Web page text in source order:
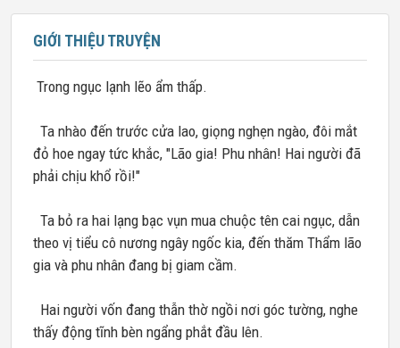
GIỚI THIỆU TRUYỆN
Trong ngục lạnh lẽo ẩm thấp.
Ta nhào đến trước cửa lao, giọng nghẹn ngào, đôi mắt
đỏ hoe ngay tức khắc, "Lão gia! Phu nhân! Hai người đã
phải chịu khổ rồi!"
Ta bỏ ra hai lạng bạc vụn mua chuộc tên cai ngục, dẫn
theo vị tiểu cô nương ngây ngốc kia, đến thăm Thẩm lão
gia và phu nhân đang bị giam cầm.
Hai người vốn đang thẫn thờ ngồi nơi góc tường, nghe
thấy động tĩnh bèn ngẩng phắt đầu lên.